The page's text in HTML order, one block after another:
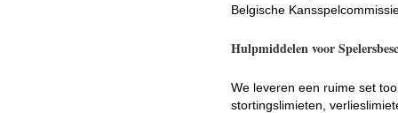
Belgische
Hulpmiddelen voor
We leveren een ruime set
stortingslimieten,